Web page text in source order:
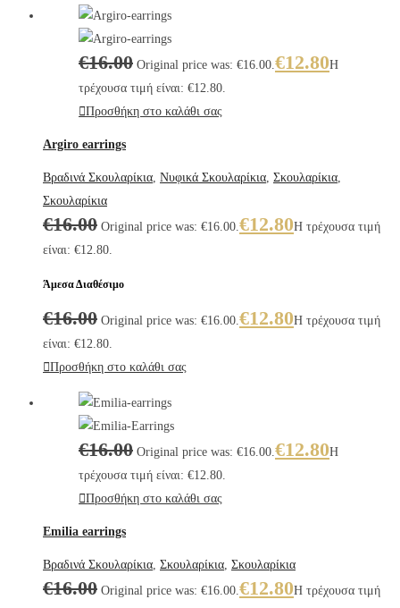
€16.00 Original price was: €16.00.€12.80Η
τρέχουσα τιμή είναι: €12.80.
Προσθήκη στο καλάθι σας
Argiro earrings
Βραδινά Σκουλαρίκια, Νυφικά Σκουλαρίκια, Σκουλαρίκια,
Σκουλαρίκια
€16.00 Original price was: €16.00.€12.80Η τρέχουσα τιμή
είναι: €12.80.
Άμεσα Διαθέσιμο
€16.00 Original price was: €16.00.€12.80Η τρέχουσα τιμή
είναι: €12.80.
Προσθήκη στο καλάθι σας
€16.00 Original price was: €16.00.€12.80Η
τρέχουσα τιμή είναι: €12.80.
Προσθήκη στο καλάθι σας
Emilia earrings
Βραδινά Σκουλαρίκια, Σκουλαρίκια, Σκουλαρίκια
€16.00 Original price was: €16.00.€12.80Η τρέχουσα τιμή